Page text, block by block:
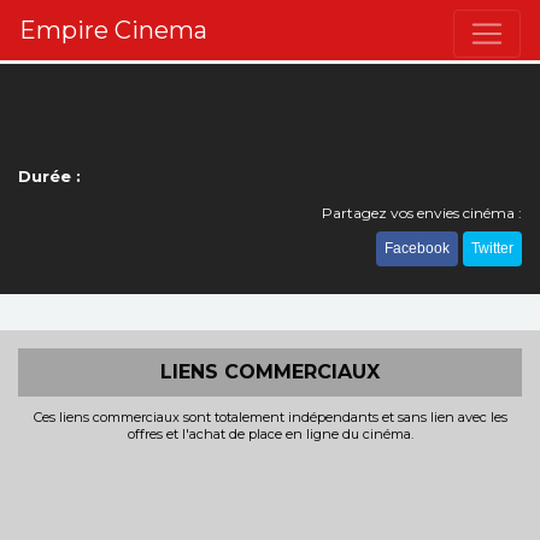
Empire Cinema
Durée :
Partagez vos envies cinéma :
Facebook Twitter
LIENS COMMERCIAUX
Ces liens commerciaux sont totalement indépendants et sans lien avec les
offres et l'achat de place en ligne du cinéma.